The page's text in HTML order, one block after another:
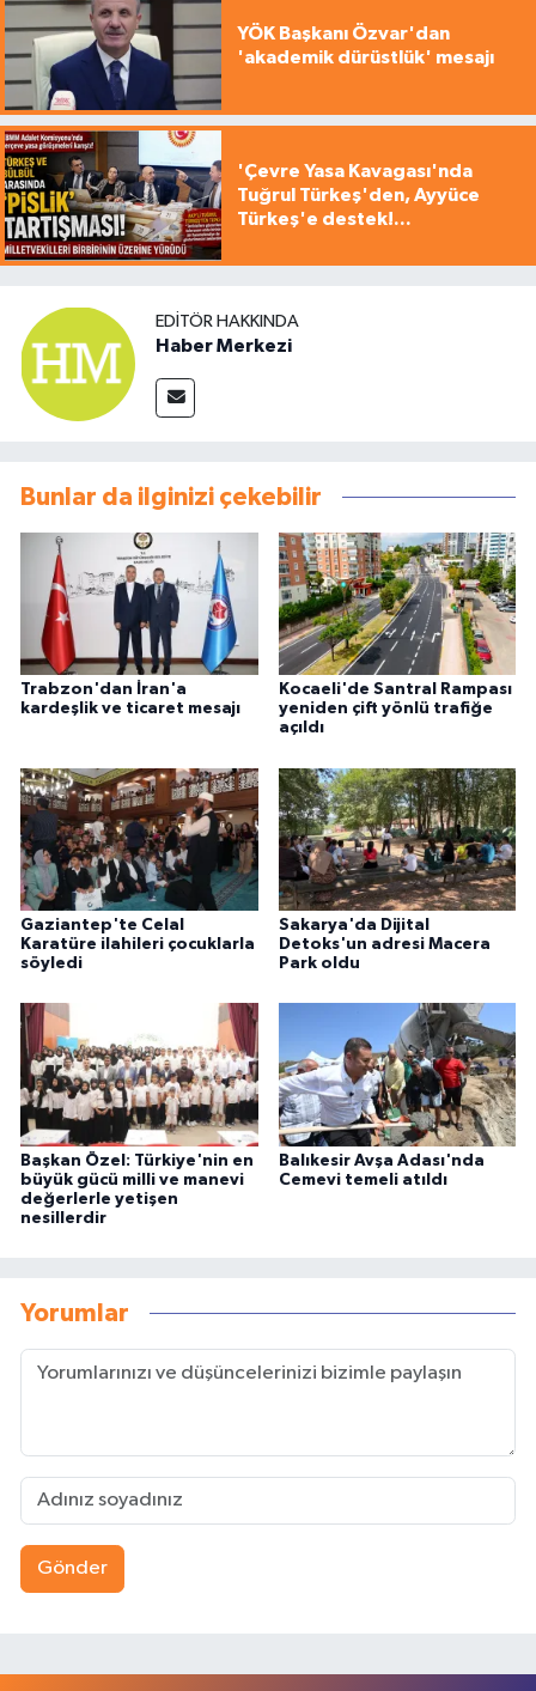
YÖK Başkanı Özvar'dan
'akademik dürüstlük' mesajı
'Çevre Yasa Kavagası'nda
Tuğrul Türkeş'den, Ayyüce
Türkeş'e destek!...
EDITÖR HAKKINDA
Haber Merkezi
Bunlar da ilginizi çekebilir
Trabzon'dan İran'a
kardeşlik ve ticaret mesajı
Kocaeli'de Santral Rampası
yeniden çift yönlü trafiğe
açıldı
Gaziantep'te Celal
Karatüre ilahileri çocuklarla
söyledi
Sakarya'da Dijital
Detoks'un adresi Macera
Park oldu
Başkan Özel: Türkiye'nin en
büyük gücü milli ve manevi
değerlerle yetişen
nesillerdir
Balıkesir Avşa Adası'nda
Cemevi temeli atıldı
Yorumlar
Gönder